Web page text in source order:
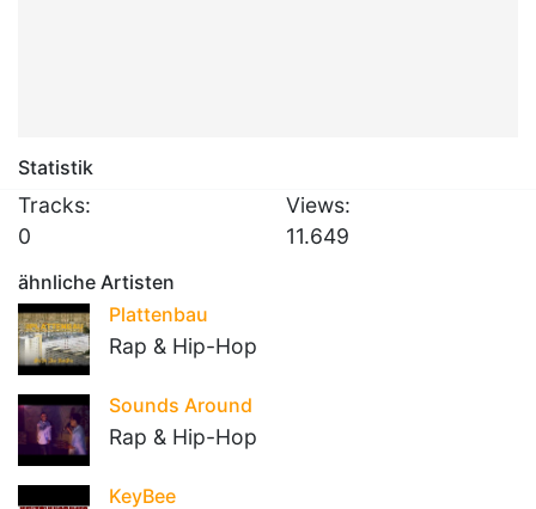
Statistik
Tracks:
0
Views:
11.649
ähnliche Artisten
Plattenbau
Rap & Hip-Hop
Sounds Around
Rap & Hip-Hop
KeyBee